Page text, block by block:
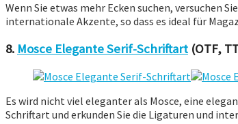
Wenn Sie etwas mehr Ecken suchen, versuchen
internationale Akzente, so dass es ideal für
8. Mosce Elegante Serif-Schriftart (OTF,
Es wird nicht viel eleganter als Mosce, eine
Schriftart und erkunden Sie die Ligaturen und